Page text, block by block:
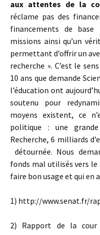
aux attentes de la
réclame pas des
financements de
missions ainsi qu’un
permettant d’offrir un
recherche ». C’est le
10 ans que demande
l’éducation ont
soutenu pour
moyens existent, ce
politique : une
Recherche, 6 milliards
détournée. Nous
fonds mal utilisés vers le
faire bon usage et qui en
1) http://www.senat.fr/
2) Rapport de la cour